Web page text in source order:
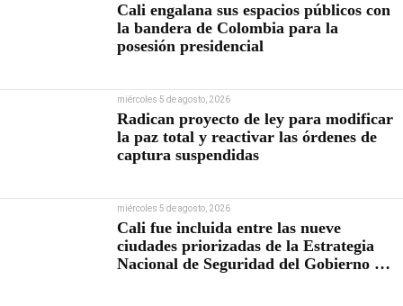
Cali engalana sus espacios públicos con
la bandera de Colombia para la
posesión presidencial
miércoles 5 de agosto, 2026
Radican proyecto de ley para modificar
la paz total y reactivar las órdenes de
captura suspendidas
miércoles 5 de agosto, 2026
Cali fue incluida entre las nueve
ciudades priorizadas de la Estrategia
Nacional de Seguridad del Gobierno de